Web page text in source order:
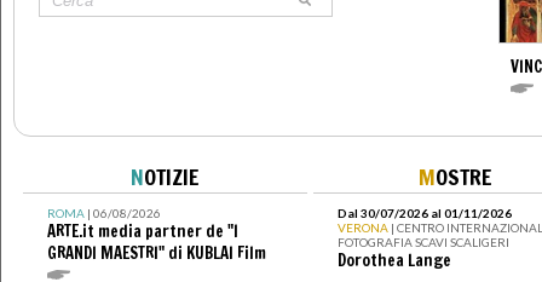
NOTIZIE
ROMA| 06/08/2026
ARTE.it media partner de "I
GRANDI MAESTRI" di KUBLAI Film
MOSTRE
Dal 30/07/2026 al 01/11/2026
VERONA | CENTRO
FOTOGRAFIA SCAVI SCALIGERI
Dorothea Lange